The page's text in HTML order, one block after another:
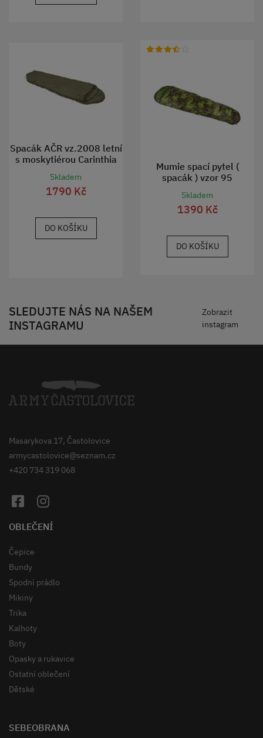
Spacák AČR vz.2008 letní
s moskytiérou Carinthia
ORANŽOVÝ použitý
Skladem
1790 Kč
DO KOŠÍKU
Mumie spací pytel (
spacák ) vzor 95
Skladem
1390 Kč
DO KOŠÍKU
SLEDUJTE NÁS NA NAŠEM
INSTAGRAMU
Zobrazit
instagram
Masarykova 17, Častolovice
armycastolovice@seznam.cz
+420 734 319 068
OBLEČENÍ
Čepice
Bundy
Spodní prádlo
Mikiny
Trika
Kalhoty
Boty
Opasky a rukavice
Ostatní oblečení
Dětské
SEBEOBRANA